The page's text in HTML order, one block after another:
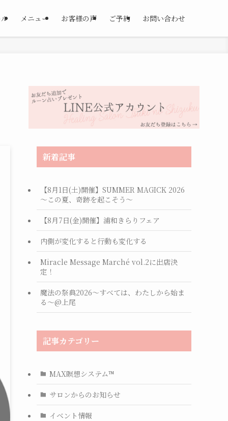
メニュー お客様の声 ご予約 お問い合わせ
新着記事
【8月1日(土)開催】SUMMER MAGICK 2026
～この夏、奇跡を起こそう～
【8月7日(金)開催】浦和きらりフェア
内側が変化すると行動も変化する
Miracle Message Marché vol.2に出店決
定！
魔法の祭典2026〜すべては、わたしから始ま
る〜@上尾
記事カテゴリー
MAX瞑想システム™
サロンからのお知らせ
イベント情報